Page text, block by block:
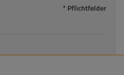
* Pflichtfelder